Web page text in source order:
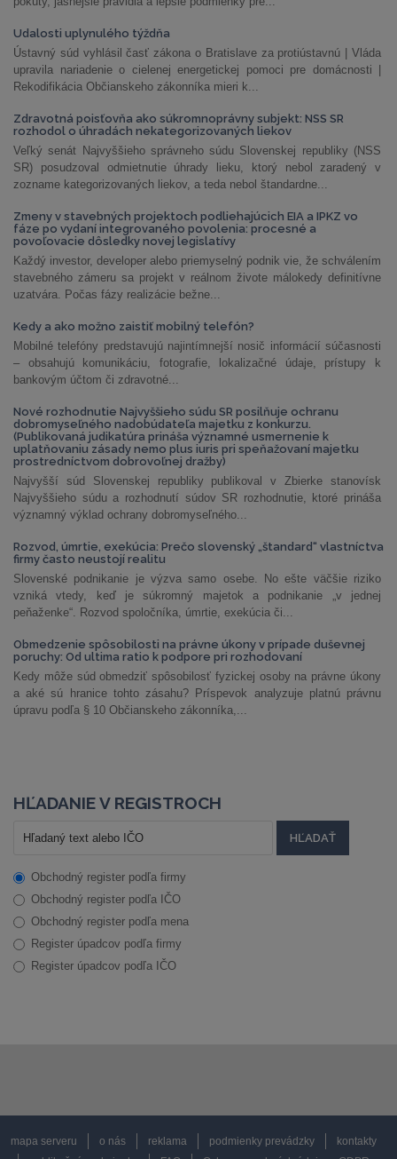
Udalosti uplynulého týždňa
Ústavný súd vyhlásil časť zákona o Bratislave za protiústavnú | Vláda
upravila nariadenie o cielenej energetickej pomoci pre domácnosti |
Rekodifikácia Občianskeho zákonníka mieri k...
Zdravotná poisťovňa ako súkromnoprávny subjekt: NSS SR
rozhodol o úhradách nekategorizovaných liekov
Veľký senát Najvyššieho správneho súdu Slovenskej republiky (NSS
SR) posudzoval odmietnutie úhrady lieku, ktorý nebol zaradený v
zozname kategorizovaných liekov, a teda nebol štandardne...
Zmeny v stavebných projektoch podliehajúcich EIA a IPKZ vo
fáze po vydaní integrovaného povolenia: procesné a
povoľovacie dôsledky novej legislatívy
Každý investor, developer alebo priemyselný podnik vie, že schválením
stavebného zámeru sa projekt v reálnom živote málokedy definitívne
uzatvára. Počas fázy realizácie bežne...
Kedy a ako možno zaistiť mobilný telefón?
Mobilné telefóny predstavujú najintímnejší nosič informácií súčasnosti
– obsahujú komunikáciu, fotografie, lokalizačné údaje, prístupy k
bankovým účtom či zdravotné...
Nové rozhodnutie Najvyššieho súdu SR posilňuje ochranu
dobromyseľného nadobúdateľa majetku z konkurzu.
(Publikovaná judikatúra prináša významné usmernenie k
uplatňovaniu zásady nemo plus iuris pri speňažovaní majetku
prostredníctvom dobrovoľnej dražby)
Najvyšší súd Slovenskej republiky publikoval v Zbierke stanovísk
Najvyššieho súdu a rozhodnutí súdov SR rozhodnutie, ktoré prináša
významný výklad ochrany dobromyseľného...
Rozvod, úmrtie, exekúcia: Prečo slovenský „štandard“ vlastníctva
firmy často neustojí realitu
Slovenské podnikanie je výzva samo osebe. No ešte väčšie riziko
vzniká vtedy, keď je súkromný majetok a podnikanie „v jednej
peňaženke“. Rozvod spoločníka, úmrtie, exekúcia či...
Obmedzenie spôsobilosti na právne úkony v prípade duševnej
poruchy: Od ultima ratio k podpore pri rozhodovaní
Kedy môže súd obmedziť spôsobilosť fyzickej osoby na právne úkony
a aké sú hranice tohto zásahu? Príspevok analyzuje platnú právnu
úpravu podľa § 10 Občianskeho zákonníka,...
HĽADANIE V REGISTROCH
Obchodný register podľa firmy
Obchodný register podľa IČO
Obchodný register podľa mena
Register úpadcov podľa firmy
Register úpadcov podľa IČO
mapa serveru o nás reklama podmienky prevádzky
kontakty